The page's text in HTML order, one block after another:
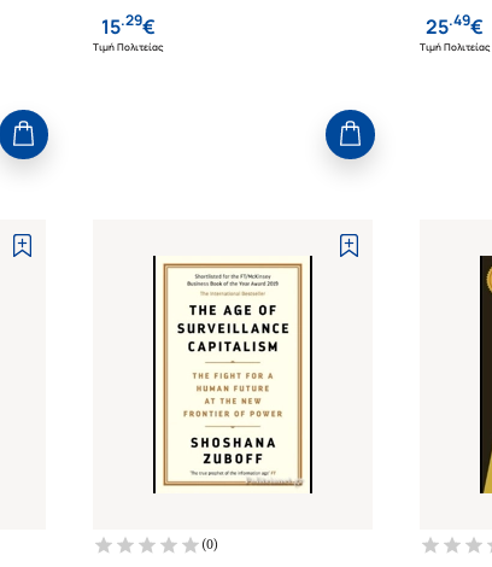
15.29€
Τιμή Πολιτείας
25.49€
Τιμή Πολιτείας
(0)